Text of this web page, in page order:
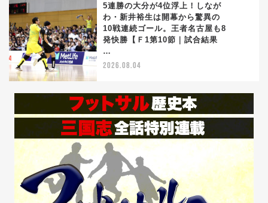
5連勝の大分が4位浮上！しなが
わ・新井裕生は開幕から驚異の
10戦連続ゴール。王者名古屋も8
発快勝【Ｆ1第10節｜試合結果
…
2026.08.04